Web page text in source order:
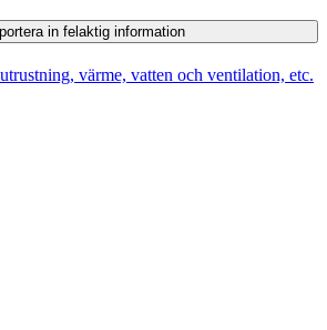
in felaktig information
värme, vatten och ventilation, etc.